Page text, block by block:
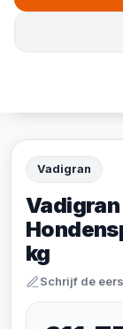
Vadigran
kg
Schrijf de